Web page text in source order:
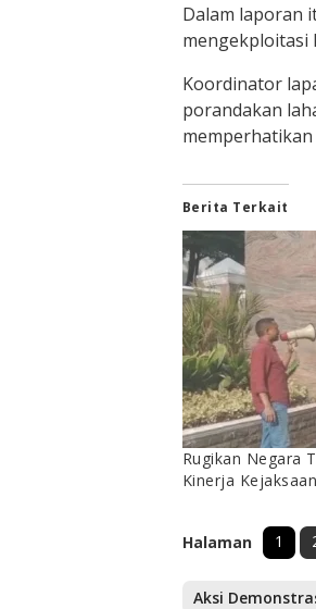
Dalam laporan
mengekploitasi
Koordinator
porandakan
Berita Terkait
Rugikan Negara
Kinerja
Halaman 1
Aksi